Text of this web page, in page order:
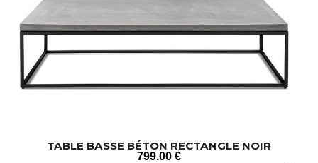
TABLE BASSE BÉTON RECTANGLE NOIR
799.00 €